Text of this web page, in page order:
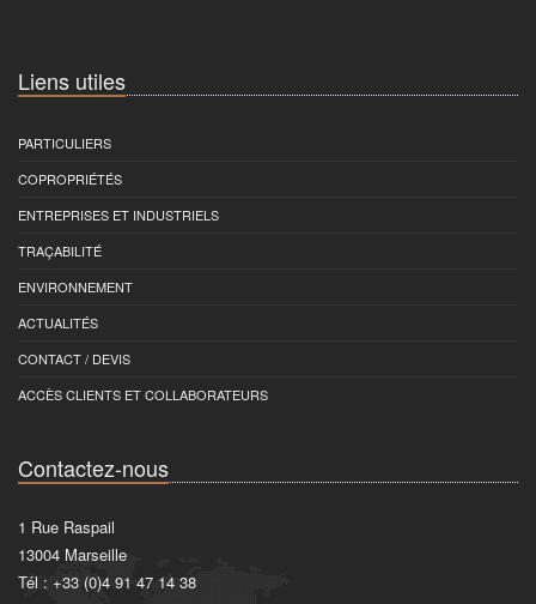
Liens utiles
PARTICULIERS
COPROPRIÉTÉS
ENTREPRISES ET INDUSTRIELS
TRAÇABILITÉ
ENVIRONNEMENT
ACTUALITÉS
CONTACT / DEVIS
ACCÈS CLIENTS ET COLLABORATEURS
Contactez-nous
1 Rue Raspail
13004 Marseille
Tél : +33 (0)4 91 47 14 38